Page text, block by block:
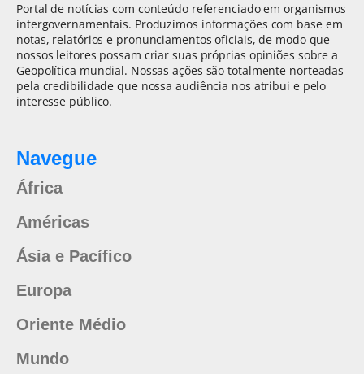
Portal de notícias com conteúdo referenciado em organismos
intergovernamentais. Produzimos informações com base em
notas, relatórios e pronunciamentos oficiais, de modo que
nossos leitores possam criar suas próprias opiniões sobre a
Geopolítica mundial. Nossas ações são totalmente norteadas
pela credibilidade que nossa audiência nos atribui e pelo
interesse público.
Navegue
África
Américas
Ásia e Pacífico
Europa
Oriente Médio
Mundo